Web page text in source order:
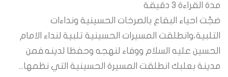
مدة القراءة 3 دقيقة
ضجّت احياء البقاع بالصرخات الحسينية ونداءات
التلبية،وانطلقت المسيرات الحسينية تلبية لنداء الامام
الحسين عليه السلام ووفاء لنهجه وحفظا لدينه.فمن
مدينة بعلبك انطلقت المسيرة الحسينية التي نظمها...